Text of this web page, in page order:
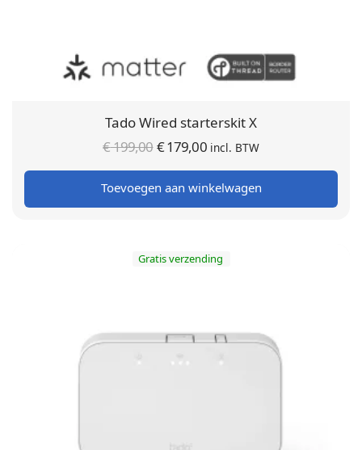
Tado Wired starterskit X
€199,00Oorspronkelijke
prijs was:
€ 199,00.
€179,00 Huidige
prijs is:
€ 179,00.
incl. BTW
Toevoegen aan winkelwagen
Gratis verzending